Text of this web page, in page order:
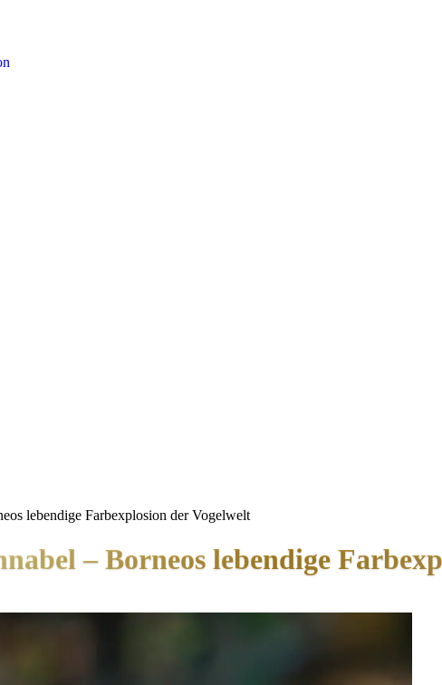
lebendige Farbexplosion der Vogelwelt
– Borneos lebendige